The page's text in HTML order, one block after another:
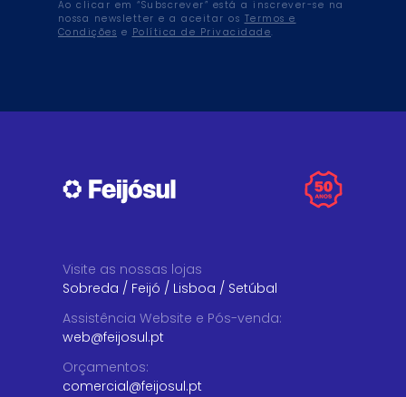
Ao clicar em “Subscrever” está a inscrever-se na
nossa newsletter e a aceitar os Termos e
Condições e Política de Privacidade.
Visite as nossas lojas
Sobreda / Feijó / Lisboa / Setúbal
Assistência Website e Pós-venda:
web@feijosul.pt
Orçamentos:
comercial@feijosul.pt